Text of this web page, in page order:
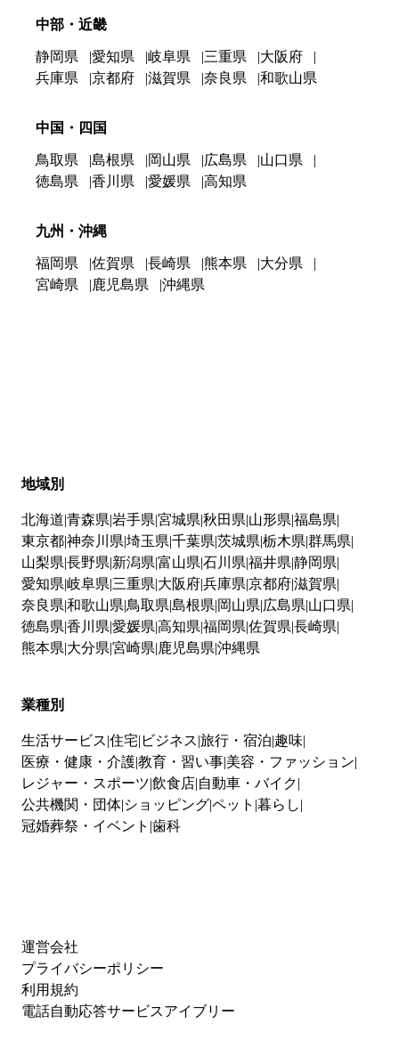
中部・近畿
静岡県 愛知県 岐阜県 三重県
大阪府
兵庫県
京都府 滋賀県 奈良県 和歌山県
中国・四国
鳥取県 島根県 岡山県 広島県
山口県
徳島県
香川県 愛媛県 高知県
九州・沖縄
福岡県 佐賀県 長崎県 熊本県
大分県
宮崎県
鹿児島県 沖縄県
地域別
北海道 青森県 岩手県 宮城県 秋田県 山形県 福島県
東京都神奈川県 埼玉県 千葉県 茨城県 栃木県 群馬県
山梨県 長野県 新潟県 富山県 石川県 福井県 静岡県
愛知県 岐阜県 三重県 大阪府兵庫県 京都府滋賀県
奈良県 和歌山県 鳥取県 島根県 岡山県 広島県 山口県
徳島県 香川県 愛媛県 高知県 福岡県 佐賀県 長崎県
熊本県 大分県 宮崎県 鹿児島県 沖縄県
業種別
生活サービス 住宅 ビジネス 旅行・宿泊 趣味
医療・健康・介護教育・習い事 美容・ファッション
レジャー・スポーツ 飲食店 自動車・バイク
公共機関・団体 ショッピングペット 暮らし
冠婚葬祭・イベント 歯科
運営会社
プライバシーポリシー
利用規約
電話自動応答サービスアイブリー